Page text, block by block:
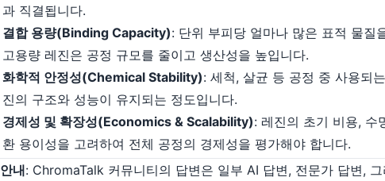
과 직결됩니다.
결합 용량(Binding Capacity): 단위 부피당 얼마나 많은 표적 물질
고용량 레진은 공정 규모를 줄이고 생산성을 높입니다.
화학적 안정성(Chemical Stability): 세척, 살균 등 공정 중 사용되
진의 구조와 성능이 유지되는 정도입니다.
경제성 및 확장성(Economics & Scalability): 레진의 초기 비용, 수
환 용이성을 고려하여 전체 공정의 경제성을 평가해야 합니다.
안내: ChromaTalk 커뮤니티의 답변은 일부 AI 답변, 전문가 답변,